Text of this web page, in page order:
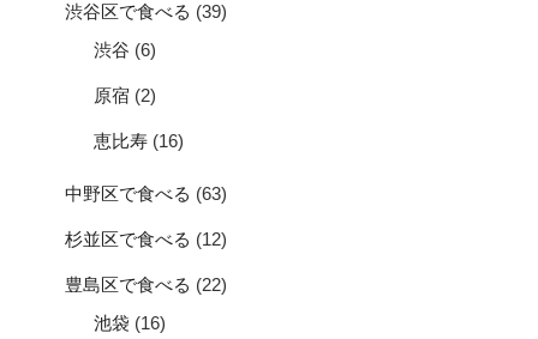
渋谷区で食べる (39)
渋谷 (6)
原宿 (2)
恵比寿 (16)
中野区で食べる (63)
杉並区で食べる (12)
豊島区で食べる (22)
池袋 (16)